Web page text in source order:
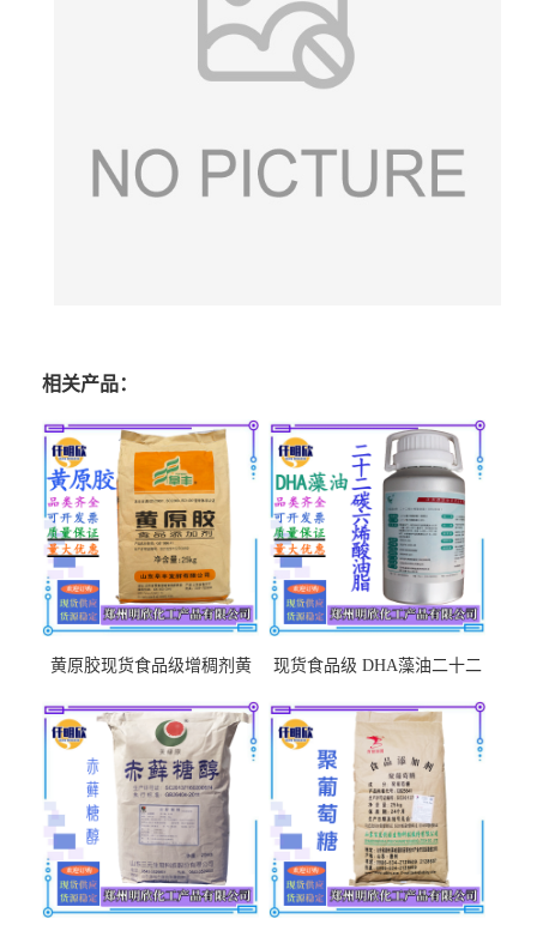
相关产品：
黄原胶现货食品级增稠剂黄
中轩黄原胶
现货食品级 DHA藻油二十二
惠DHA藻油